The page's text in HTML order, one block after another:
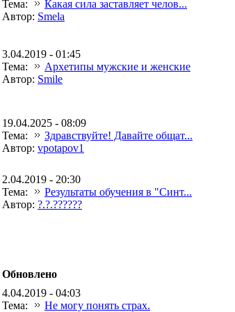
Тема:
Какая сила заставляет челов...
Автор: Smela
3.04.2019 - 01:45
Тема:
Архетипы мужские и женские
Автор: Smile
19.04.2025 - 08:09
Тема:
Здравствуйте! Давайте общат...
Автор: vpotapov1
2.04.2019 - 20:30
Тема:
Результаты обучения в "Синт...
Автор: ?.?.??????
Обновлено
4.04.2019 - 04:03
Тема:
Не могу понять страх.